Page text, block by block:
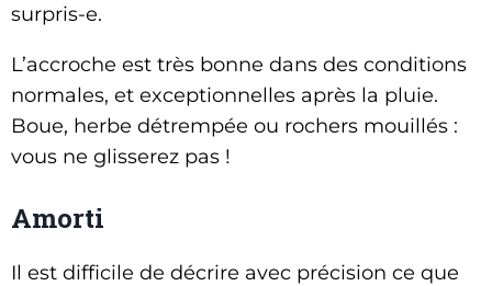
surpris-e.
L’accroche est très bonne dans des conditions
normales, et exceptionnelles après la pluie.
Boue, herbe détrempée ou rochers mouillés :
vous ne glisserez pas !
Amorti
Il est difficile de décrire avec précision ce que